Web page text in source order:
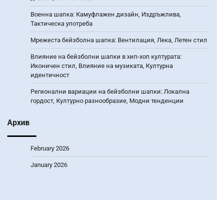
Военна шапка: Камуфлажен дизайн, Издръжлива,
Тактическа употреба
Мрежеста бейзболна шапка: Вентилация, Лека, Летен стил
Влияние на бейзболни шапки в хип-хоп културата:
Иконичен стил, Влияние на музиката, Културна
идентичност
Регионални вариации на бейзболни шапки: Локална
гордост, Културно разнообразие, Модни тенденции
Архив
February 2026
January 2026